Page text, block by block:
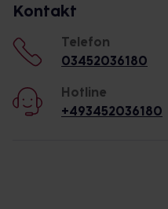
Kontakt
Telefon
03452036180
Hotline
+493452036180